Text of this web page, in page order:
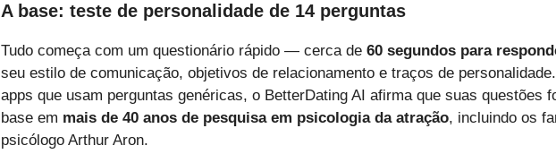
A base: teste de personalidade de 14 perguntas
Tudo começa com um questionário rápido — cerca de 60 segundos para
seu estilo de comunicação, objetivos de relacionamento e traços de
apps que usam perguntas genéricas, o BetterDating AI afirma que suas questões
base em mais de 40 anos de pesquisa em psicologia da atração, incluindo os
psicólogo Arthur Aron.